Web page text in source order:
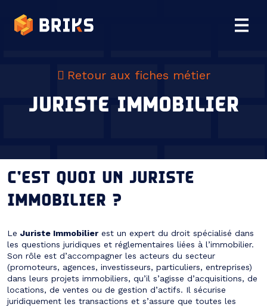
Retour aux fiches métier
JURISTE IMMOBILIER
C’EST QUOI UN JURISTE
IMMOBILIER ?
Le Juriste Immobilier est un expert du droit spécialisé dans
les questions juridiques et réglementaires liées à l’immobilier.
Son rôle est d’accompagner les acteurs du secteur
(promoteurs, agences, investisseurs, particuliers, entreprises)
dans leurs projets immobiliers, qu’il s’agisse d’acquisitions, de
locations, de ventes ou de gestion d’actifs. Il sécurise
juridiquement les transactions et s’assure que toutes les